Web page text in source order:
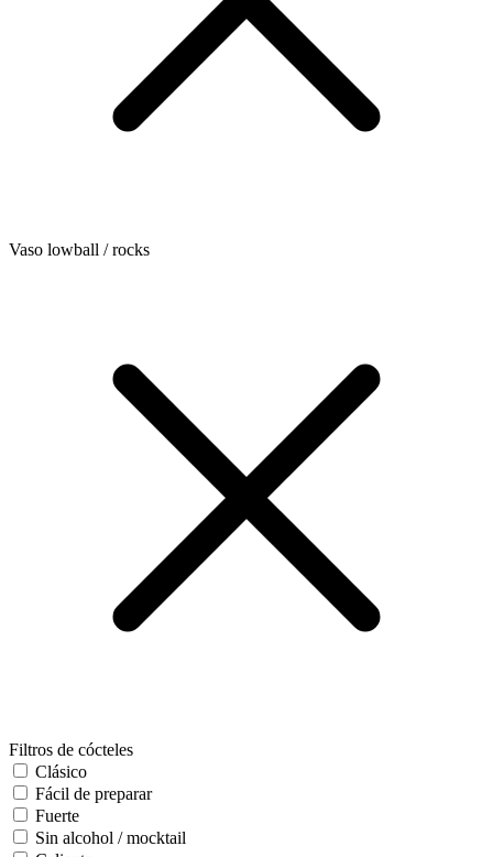
Vaso lowball / rocks
Filtros de cócteles
Clásico
Fácil de preparar
Fuerte
Sin alcohol / mocktail